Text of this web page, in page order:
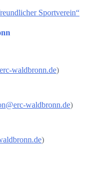
Sportverein“
waldbronn.de)
waldbronn.de)
)